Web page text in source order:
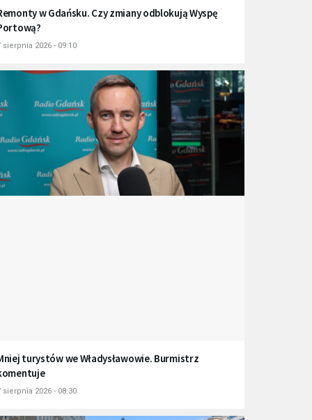
w Gdańsku. Czy zmiany odblokują Wyspę
sierpnia 2026 - 09:10
turystów we Władysławowie. Burmistrz
sierpnia 2026 - 08:30